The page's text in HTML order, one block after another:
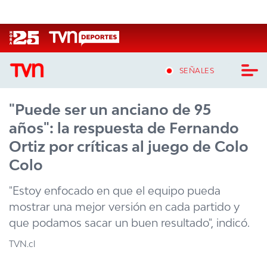
SEÑALES
CASTING MASTERCHEF CHILE
CASTING TVN VERTICAL
TVN VERTICAL
TVN PLAY
PROGRAMAS
"Puede ser un anciano de 95
años": la respuesta de Fernando
Ortiz por críticas al juego de Colo
Colo
"Estoy enfocado en que el equipo pueda
mostrar una mejor versión en cada partido y
que podamos sacar un buen resultado", indicó.
TVN.cl